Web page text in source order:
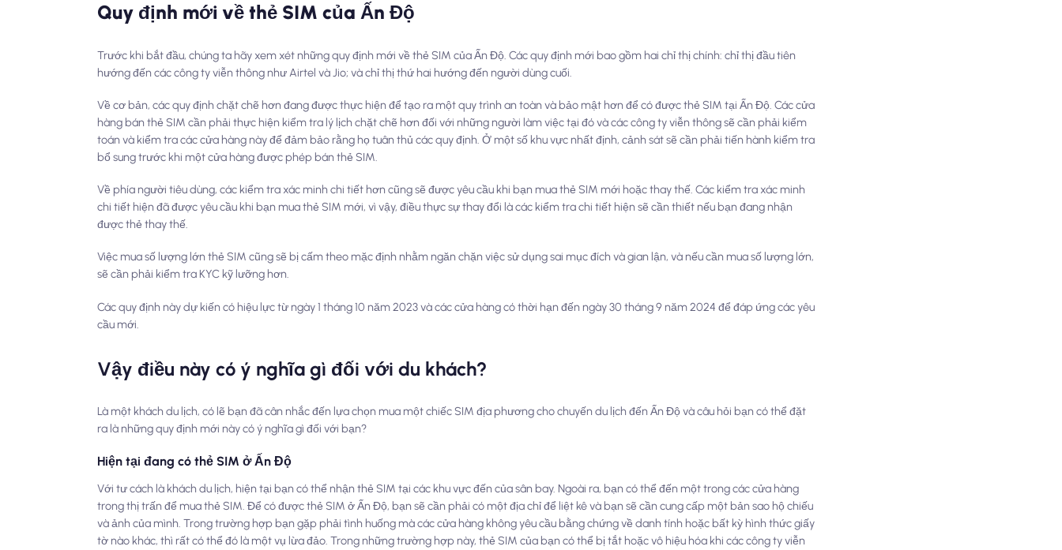
Quy định mới về thẻ SIM của Ấn Độ
Trước khi bắt đầu, chúng ta hãy xem xét những quy định mới về thẻ SIM của Ấn Độ. Các quy định mới bao gồm hai chỉ thị chính: chỉ thị đầu tiên
hướng đến các công ty viễn thông như Airtel và Jio; và chỉ thị thứ hai hướng đến người dùng cuối.
Về cơ bản, các quy định chặt chẽ hơn đang được thực hiện để tạo ra một quy trình an toàn và bảo mật hơn để có được thẻ SIM tại Ấn Độ. Các cửa
hàng bán thẻ SIM cần phải thực hiện kiểm tra lý lịch chặt chẽ hơn đối với những người làm việc tại đó và các công ty viễn thông sẽ cần phải kiểm
toán và kiểm tra các cửa hàng này để đảm bảo rằng họ tuân thủ các quy định. Ở một số khu vực nhất định, cảnh sát sẽ cần phải tiến hành kiểm tra
bổ sung trước khi một cửa hàng được phép bán thẻ SIM.
Về phía người tiêu dùng, các kiểm tra xác minh chi tiết hơn cũng sẽ được yêu cầu khi bạn mua thẻ SIM mới hoặc thay thế. Các kiểm tra xác minh
chi tiết hiện đã được yêu cầu khi bạn mua thẻ SIM mới, vì vậy, điều thực sự thay đổi là các kiểm tra chi tiết hiện sẽ cần thiết nếu bạn đang nhận
được thẻ thay thế.
Việc mua số lượng lớn thẻ SIM cũng sẽ bị cấm theo mặc định nhằm ngăn chặn việc sử dụng sai mục đích và gian lận, và nếu cần mua số lượng lớn,
sẽ cần phải kiểm tra KYC kỹ lưỡng hơn.
Các quy định này dự kiến có hiệu lực từ ngày 1 tháng 10 năm 2023 và các cửa hàng có thời hạn đến ngày 30 tháng 9 năm 2024 để đáp ứng các yêu
cầu mới.
Vậy điều này có ý nghĩa gì đối với du khách?
Là một khách du lịch, có lẽ bạn đã cân nhắc đến lựa chọn mua một chiếc SIM địa phương cho chuyến du lịch đến Ấn Độ và câu hỏi bạn có thể đặt
ra là những quy định mới này có ý nghĩa gì đối với bạn?
Hiện tại đang có thẻ SIM ở Ấn Độ
Với tư cách là khách du lịch, hiện tại bạn có thể nhận thẻ SIM tại các khu vực đến của sân bay. Ngoài ra, bạn có thể đến một trong các cửa hàng
trong thị trấn để mua thẻ SIM. Để có được thẻ SIM ở Ấn Độ, bạn sẽ cần phải có một địa chỉ để liệt kê và bạn sẽ cần cung cấp một bản sao hộ chiếu
và ảnh của mình. Trong trường hợp bạn gặp phải tình huống mà các cửa hàng không yêu cầu bằng chứng về danh tính hoặc bất kỳ hình thức giấy
tờ nào khác, thì rất có thể đó là một vụ lừa đảo. Trong những trường hợp này, thẻ SIM của bạn có thể bị tắt hoặc vô hiệu hóa khi các công ty viễn